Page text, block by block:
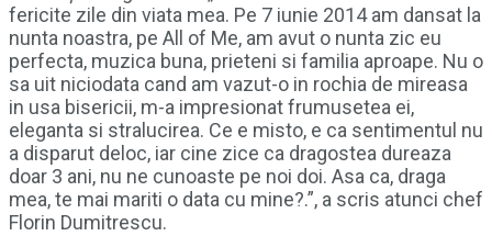
fericite zile din viata mea. Pe 7 iunie 2014 am dansat la
nunta noastra, pe All of Me, am avut o nunta zic eu
perfecta, muzica buna, prieteni si familia aproape. Nu o
sa uit niciodata cand am vazut-o in rochia de mireasa
in usa bisericii, m-a impresionat frumusetea ei,
eleganta si stralucirea. Ce e misto, e ca sentimentul nu
a disparut deloc, iar cine zice ca dragostea dureaza
doar 3 ani, nu ne cunoaste pe noi doi. Asa ca, draga
mea, te mai mariti o data cu mine?.”, a scris atunci chef
Florin Dumitrescu.